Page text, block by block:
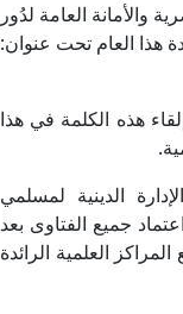
والأمانة العامة لدُور
هذا العام تحت عنوان:
هذه الكلمة في هذا
الدينية لمسلمي
جميع الفتاوى بعد
العلمية الرائدة